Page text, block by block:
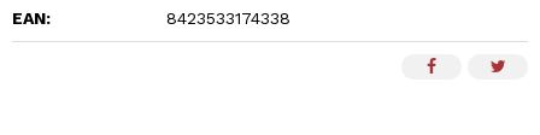
EAN: 8423533174338